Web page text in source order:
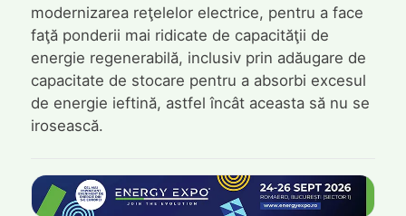
modernizarea reţelelor electrice, pentru a face
faţă ponderii mai ridicate de capacităţii de
energie regenerabilă, inclusiv prin adăugare de
capacitate de stocare pentru a absorbi excesul
de energie ieftină, astfel încât aceasta să nu se
irosească.